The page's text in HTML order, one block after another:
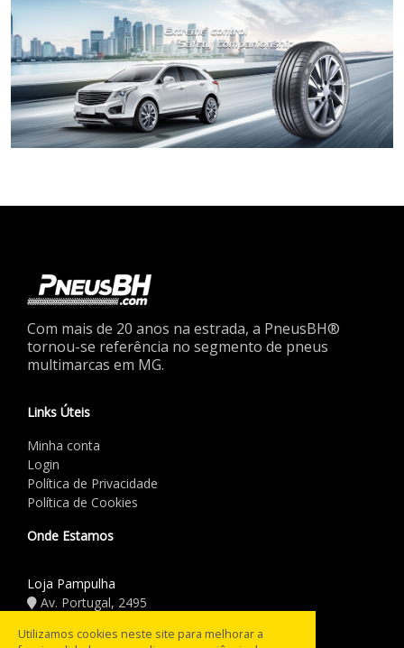
Com mais de 20 anos na estrada, a PneusBH®
tornou-se referência no segmento de pneus
multimarcas em MG.
Links Úteis
Minha conta
Login
Política de Privacidade
Política de Cookies
Onde Estamos
Loja Pampulha
Av. Portugal, 2495
Utilizamos cookies neste site para melhorar a